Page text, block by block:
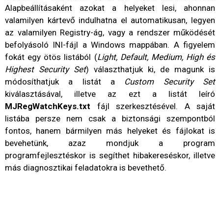
Alapbeállításaként azokat a helyeket lesi, ahonnan
valamilyen kártevő indulhatna el automatikusan, legyen
az valamilyen Registry-ág, vagy a rendszer működését
befolyásoló INI-fájl a Windows mappában. A figyelem
fokát egy ötös listából (Light, Default, Medium, High és
Highest Security Set) választhatjuk ki, de magunk is
módosíthatjuk a listát a Custom Security Set
kiválasztásával, illetve az ezt a listát leíró
MJRegWatchKeys.txt fájl szerkesztésével. A saját
listába persze nem csak a biztonsági szempontból
fontos, hanem bármilyen más helyeket és fájlokat is
bevehetünk, azaz mondjuk a program
programfejlesztéskor is segíthet hibakereséskor, illetve
más diagnosztikai feladatokra is bevethető.